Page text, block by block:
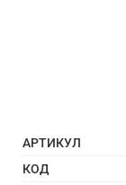
АРТИКУЛ
КОД